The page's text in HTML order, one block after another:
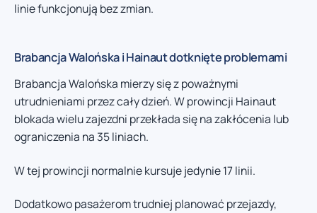
linie funkcjonują bez zmian.
Brabancja Walońska i Hainaut dotknięte problemami
Brabancja Walońska mierzy się z poważnymi
utrudnieniami przez cały dzień. W prowincji Hainaut
blokada wielu zajezdni przekłada się na zakłócenia lub
ograniczenia na 35 liniach.
W tej prowincji normalnie kursuje jedynie 17 linii.
Dodatkowo pasażerom trudniej planować przejazdy,